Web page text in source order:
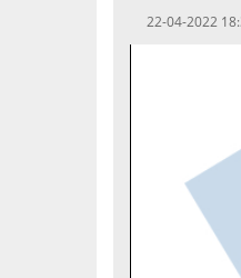
22-04-2022